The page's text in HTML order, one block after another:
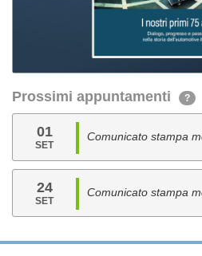
Prossimi appuntamenti ?
01
SET
Comunicato stampa
24
SET
Comunicato stampa